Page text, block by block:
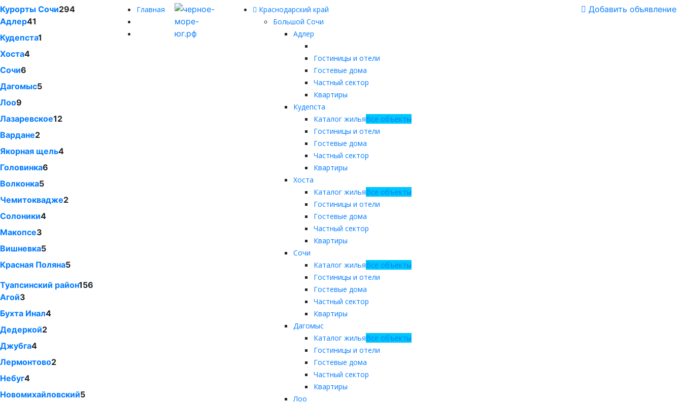
Курорты Сочи294
Адлер41
Кудепста1
Хоста4
Сочи6
Дагомыс5
Лоо9
Лазаревское12
Вардане2
Якорная щель4
Головинка6
Волконка5
Чемитоквадже2
Солоники4
Макопсе3
Вишневка5
Красная Поляна5
Туапсинский район156
Агой3
Бухта Инал4
Дедеркой2
Джубга4
Лермонтово2
Небуг4
Новомихайловский5
Главная
Краснодарский край
Большой Сочи
Адлер
Гостиницы и отели
Гостевые дома
Частный сектор
Квартиры
Кудепста
Каталог жильяВсе объекты
Гостиницы и отели
Гостевые дома
Частный сектор
Квартиры
Хоста
Каталог жильяВсе объекты
Гостиницы и отели
Гостевые дома
Частный сектор
Квартиры
Сочи
Каталог жильяВсе объекты
Гостиницы и отели
Гостевые дома
Частный сектор
Квартиры
Дагомыс
Каталог жильяВсе объекты
Гостиницы и отели
Гостевые дома
Частный сектор
Квартиры
Лоо
Добавить объявление